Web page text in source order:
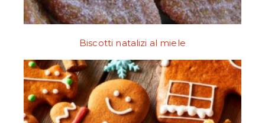
Biscotti natalizi al miele